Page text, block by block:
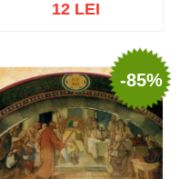
Stoc epuizat
12 LEI
-85%